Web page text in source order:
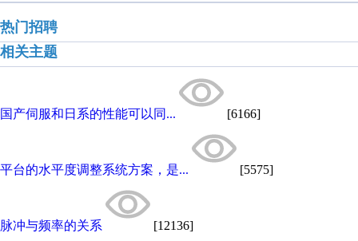
热门招聘
相关主题
国产伺服和日系的性能可以同... [6166]
平台的水平度调整系统方案，是... [5575]
脉冲与频率的关系 [12136]